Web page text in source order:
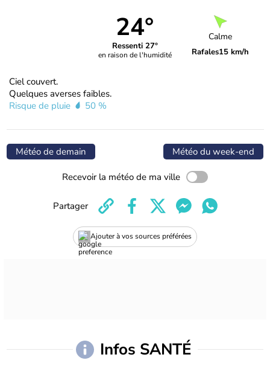
24°
Ressenti 27°
en raison de l'humidité
Calme
Rafales15 km/h
Ciel couvert.
Quelques averses faibles.
Risque de pluie
50 %
Météo de demain Météo du week-end
Recevoir la météo de ma ville
Ajouter à vos sources préférées
Partager
Infos SANTÉ